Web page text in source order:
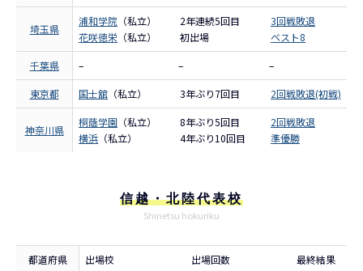
埼玉県
浦和学院 （私立）
花咲徳栄 （私立）
2年連続5回目
初出場
3回戦敗退
ベスト8
千葉県 – – –
東京都 国士舘 （私立） 3年ぶり7回目 2回戦敗退(初戦)
神奈川県
桐蔭学園 （私立）
横浜 （私立）
8年ぶり5回目
4年ぶり10回目
2回戦敗退
準優勝
信越・北陸代表校
Shinetsu hokuriku
都道府県 出場校 出場回数 最終結果